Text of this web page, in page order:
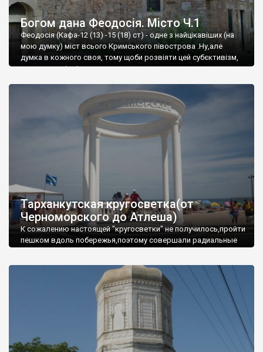
Богом дана Феодосія. Місто Ч.1
Феодосія (Кафа-12 (13) -15 (18) ст) - одне з найцікавіших (на
мою думку) міст всього Кримського півострова .Ну,але
думка в кожного своя, тому щоби розвіяти цей субєктивізм,
запрошую відвідати це
Тарханкутская кругосветка(от
Черноморского до Атлеша)
К сожалению настоящей "кругосветки" не получилось,пройти
пешком вдоль побережья,поэтому совершали радиальные